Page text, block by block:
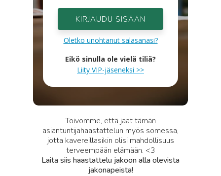
KIRJAUDU SISÄÄN
Oletko unohtanut salasanasi?
Eikö sinulla ole vielä tiliä?
Liity VIP-jäseneksi >>
Toivomme, että jaat tämän
asiantuntijahaastattelun myös somessa,
jotta kavereillasikin olisi mahdollisuus
terveempään elämään. <3
Laita siis haastattelu jakoon alla olevista
jakonapeista!